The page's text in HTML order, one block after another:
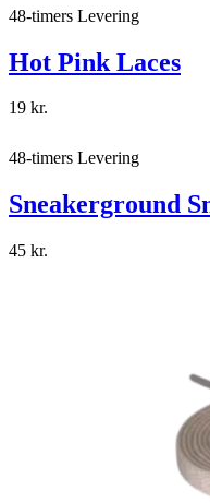
48-timers Levering
Hot Pink Laces
19 kr.
48-timers Levering
Sneakerground
45 kr.